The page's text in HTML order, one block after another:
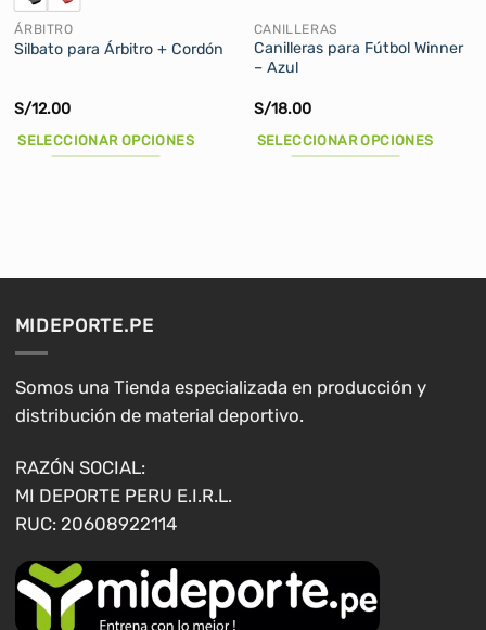
ÁRBITRO
Silbato para Árbitro + Cordón
S/12.00
SELECCIONAR OPCIONES
se
pueden
elegir
en
página
de
producto
CANILLERAS
Canilleras para Fútbol Winner
– Azul
S/18.00
SELECCIONAR OPCIONES
elegir
en
MIDEPORTE.PE
Somos una Tienda especializada en producción y
distribución de material deportivo.
RAZÓN SOCIAL:
MI DEPORTE PERU E.I.R.L.
RUC: 20608922114